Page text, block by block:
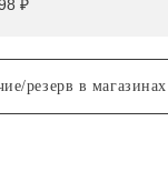
₽
резерв в магазинах